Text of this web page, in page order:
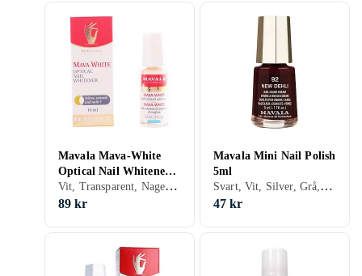
Mavala Mava-White
Optical Nail Whitenerer
10ml
Vit, Transparent, Nagelförstärkare
89 kr
Mavala Mini Nail Polish
5ml
Svart, Vit, Silver, Grå, Turkos, Brun, Blå, Röd, Gul, Orange, Guld, Transparent, Grön, Beige, Rosa, Lila, Glitter, Matt, Gel, Metallic, Neon, Chrome, Nagellack, Torra droppar/spray, Hybridnagellack, Snabbtorkning, Ridge filling, Giftfritt
47 kr